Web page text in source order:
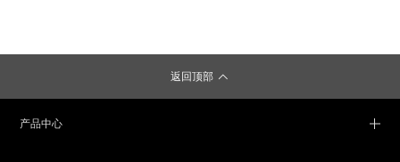
返回顶部
产品中心